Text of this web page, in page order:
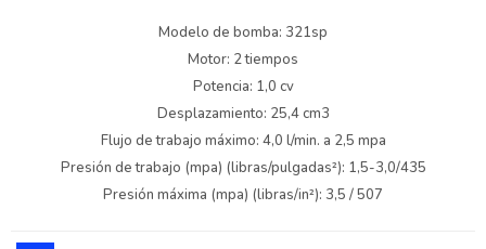
Modelo de bomba: 321sp
Motor: 2 tiempos
Potencia: 1,0 cv
Desplazamiento: 25,4 cm3
Flujo de trabajo máximo: 4,0 l/min. a 2,5 mpa
Presión de trabajo (mpa) (libras/pulgadas²): 1,5-3,0/435
Presión máxima (mpa) (libras/in²): 3,5 / 507